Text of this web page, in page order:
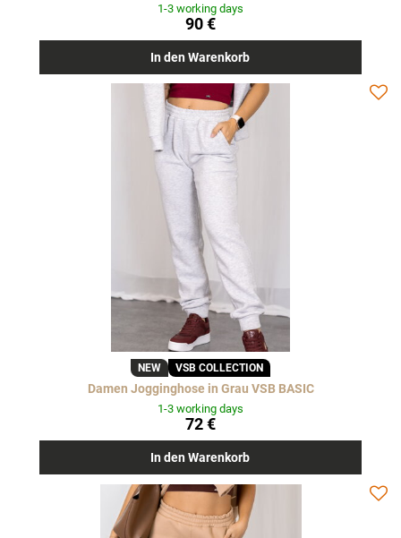
1-3 working days
90 €
In den Warenkorb
NEW VSB COLLECTION
Damen Jogginghose in Grau VSB BASIC
1-3 working days
72 €
In den Warenkorb